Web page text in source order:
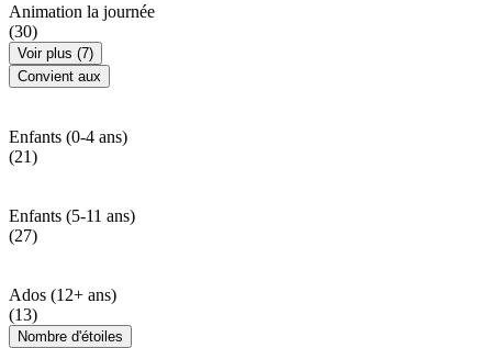
Animation la journée
(30)
Voir plus (7)
Convient aux
Enfants (0-4 ans)
(21)
Enfants (5-11 ans)
(27)
Ados (12+ ans)
(13)
Nombre d'étoiles